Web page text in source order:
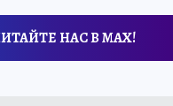
НАС В МАХ!